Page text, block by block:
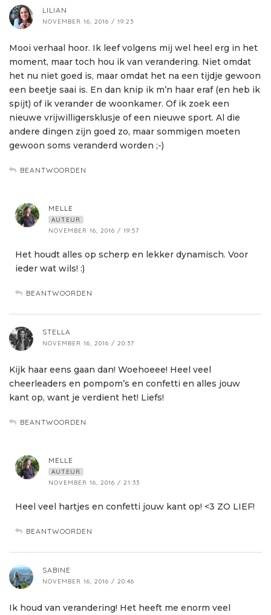
LILIAN
NOVEMBER 16, 2016 / 19:23
Mooi verhaal hoor. Ik leef volgens mij wel heel erg in het
moment, maar toch hou ik van verandering. Niet omdat
het nu niet goed is, maar omdat het na een tijdje gewoon
een beetje saai is. En dan knip ik m’n haar eraf (en heb ik
spijt) of ik verander de woonkamer. Of ik zoek een
nieuwe vrijwilligersklusje of een nieuwe sport. Al die
andere dingen zijn goed zo, maar sommigen moeten
gewoon soms veranderd worden ;-)
BEANTWOORDEN
MELLE
AUTEUR
NOVEMBER 16, 2016 / 19:57
Het houdt alles op scherp en lekker dynamisch. Voor
ieder wat wils! :)
BEANTWOORDEN
STELLA
NOVEMBER 16, 2016 / 20:37
Kijk haar eens gaan dan! Woehoeee! Heel veel
cheerleaders en pompom’s en confetti en alles jouw
kant op, want je verdient het! Liefs!
BEANTWOORDEN
MELLE
AUTEUR
NOVEMBER 16, 2016 / 21:33
Heel veel hartjes en confetti jouw kant op! <3 ZO LIEF!
BEANTWOORDEN
SABINE
NOVEMBER 16, 2016 / 20:46
Ik houd van verandering! Het heeft me enorm veel